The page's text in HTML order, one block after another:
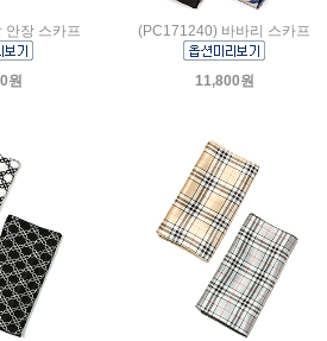
안장 스카프
원
(PC171240) 바바리 스카프
11,800원